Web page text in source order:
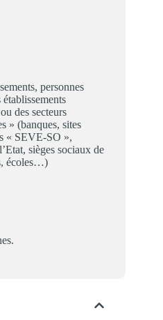
personnes
des secteurs
» (banques, sites
« SEVE-SO »,
sièges sociaux de
écoles…)